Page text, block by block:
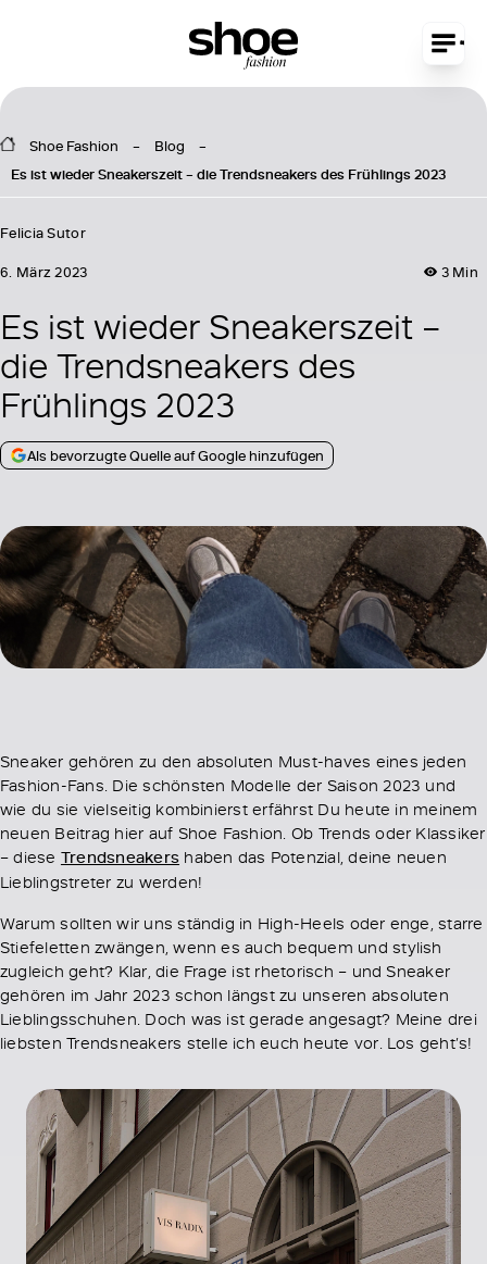
Shoe Fashion
Blog
Es ist wieder Sneakerszeit – die Trendsneakers des Frühlings 2023
Felicia Sutor
3 Min
6. März 2023
Es ist wieder Sneakerszeit –
die Trendsneakers des
Frühlings 2023
Als bevorzugte Quelle auf Google hinzufügen
Sneaker gehören zu den absoluten Must-haves eines jeden
Fashion-Fans. Die schönsten Modelle der Saison 2023 und
wie du sie vielseitig kombinierst erfährst Du heute in meinem
neuen Beitrag hier auf Shoe Fashion. Ob Trends oder Klassiker
– diese Trendsneakers haben das Potenzial, deine neuen
Lieblingstreter zu werden!
Warum sollten wir uns ständig in High-Heels oder enge, starre
Stiefeletten zwängen, wenn es auch bequem und stylish
zugleich geht? Klar, die Frage ist rhetorisch – und Sneaker
gehören im Jahr 2023 schon längst zu unseren absoluten
Lieblingsschuhen. Doch was ist gerade angesagt? Meine drei
liebsten Trendsneakers stelle ich euch heute vor. Los geht’s!